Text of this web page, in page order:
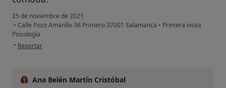
25 de noviembre de 2021
• Calle Pozo Amarillo 36 Primero 37001 Salamanca • Primera visita
Psicología
• en opinión del usuario Ana
Reportar
Ana Belén Martín Cristóbal